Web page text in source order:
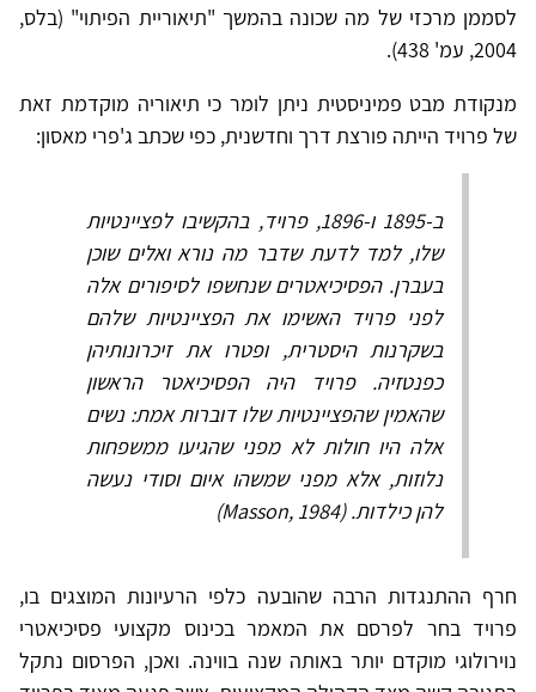
לסממן מרכזי של מה שכונה בהמשך "תיאוריית הפיתוי" (בלס,
2004, עמ' 438).
מנקודת מבט פמיניסטית ניתן לומר כי תיאוריה מוקדמת זאת
של פרויד הייתה פורצת דרך וחדשנית, כפי שכתב ג'פרי מאסון:
ב-1895 ו-1896, פרויד, בהקשיבו לפציינטיות
שלו, למד לדעת שדבר מה נורא ואלים שוכן
בעברן. הפסיכיאטרים שנחשפו לסיפורים אלה
לפני פרויד האשימו את הפציינטיות שלהם
בשקרנות היסטרית, ופטרו את זיכרונותיהן
כפנטזיה. פרויד היה הפסיכיאטר הראשון
שהאמין שהפציינטיות שלו דוברות אמת: נשים
אלה היו חולות לא מפני שהגיעו ממשפחות
נלוזות, אלא מפני שמשהו איום וסודי נעשה
להן כילדות. (Masson, 1984)
חרף ההתנגדות הרבה שהובעה כלפי הרעיונות המוצגים בו,
פרויד בחר לפרסם את המאמר בכינוס מקצועי פסיכיאטרי
נוירולוגי מוקדם יותר באותה שנה בווינה. ואכן, הפרסום נתקל